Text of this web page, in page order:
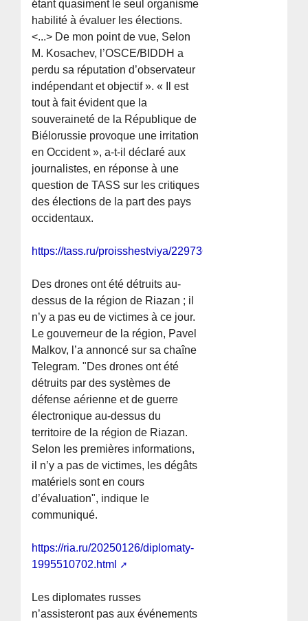
étant quasiment le seul organisme
habilité à évaluer les élections.
<...> De mon point de vue, Selon
M. Kosachev, l’OSCE/BIDDH a
perdu sa réputation d’observateur
indépendant et objectif ». « Il est
tout à fait évident que la
souveraineté de la République de
Biélorussie provoque une irritation
en Occident », a-t-il déclaré aux
journalistes, en réponse à une
question de TASS sur les critiques
des élections de la part des pays
occidentaux.
https://tass.ru/proisshestviya/22973685
Des drones ont été détruits au-
dessus de la région de Riazan ; il
n’y a pas eu de victimes à ce jour.
Le gouverneur de la région, Pavel
Malkov, l’a annoncé sur sa chaîne
Telegram. "Des drones ont été
détruits par des systèmes de
défense aérienne et de guerre
électronique au-dessus du
territoire de la région de Riazan.
Selon les premières informations,
il n’y a pas de victimes, les dégâts
matériels sont en cours
d’évaluation", indique le
communiqué.
https://ria.ru/20250126/diplomaty-
1995510702.html
Les diplomates russes
n’assisteront pas aux événements